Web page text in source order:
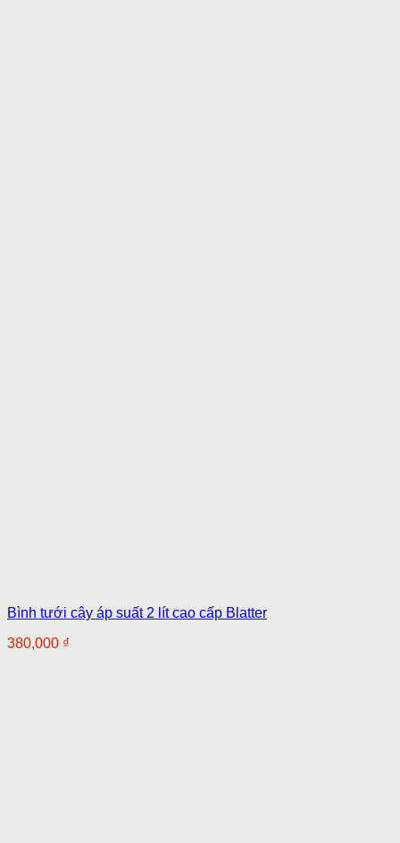
Bình tưới cây áp suất 2 lít cao cấp Blatter
380,000 ₫